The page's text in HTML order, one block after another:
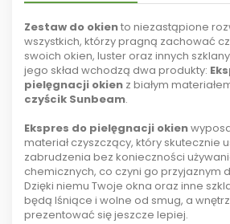
Zestaw do okiento niezastąpione
wszystkich, którzy pragną zachować
swoich okien, luster oraz innych
jego skład wchodzą dwa produkty:
pielęgnacji okien z białym
czyścik Sunbeam.
Ekspres do pielęgnacji okien
materiał czyszczący, który skutecznie
zabrudzenia bez konieczności
chemicznych, co czyni go przyjaznym
Dzięki niemu Twoje okna oraz inne
będą lśniące i wolne od smug, a
prezentować się jeszcze lepiej.